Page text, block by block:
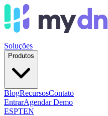
Soluções
Produtos
BlogRecursosContato
EntrarAgendar Demo
ESPTEN